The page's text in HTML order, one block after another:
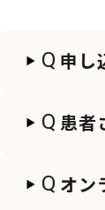
Q 申し
Q 患者
Q オン